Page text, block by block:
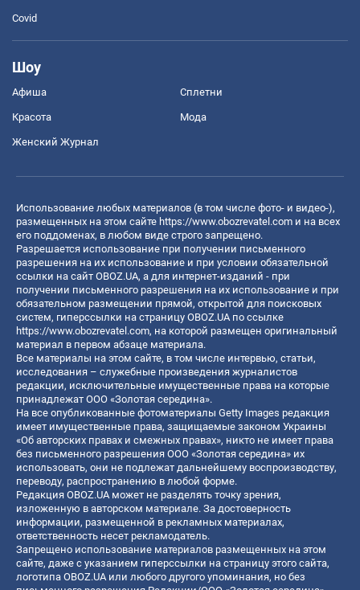
Covid
Шоу
Афиша Сплетни
Красота Мода
Женский Журнал
Использование любых материалов (в том числе фото- и видео-),
размещенных на этом сайте https://www.obozrevatel.com и на всех
его поддоменах, в любом виде строго запрещено.
Разрешается использование при получении письменного
разрешения на их использование и при условии обязательной
ссылки на сайт OBOZ.UA, а для интернет-изданий - при
получении письменного разрешения на их использование и при
обязательном размещении прямой, открытой для поисковых
систем, гиперссылки на страницу OBOZ.UA по ссылке
https://www.obozrevatel.com, на которой размещен оригинальный
материал в первом абзаце материала.
Все материалы на этом сайте, в том числе интервью, статьи,
исследования – служебные произведения журналистов
редакции, исключительные имущественные права на которые
принадлежат ООО «Золотая середина».
На все опубликованные фотоматериалы Getty Images редакция
имеет имущественные права, защищаемые законом Украины
«Об авторских правах и смежных правах», никто не имеет права
без письменного разрешения ООО «Золотая середина» их
использовать, они не подлежат дальнейшему воспроизводству,
переводу, распространению в любой форме.
Редакция OBOZ.UA может не разделять точку зрения,
изложенную в авторском материале. За достоверность
информации, размещенной в рекламных материалах,
ответственность несет рекламодатель.
Запрещено использование материалов размещенных на этом
сайте, даже с указанием гиперссылки на страницу этого сайта,
логотипа OBOZ.UA или любого другого упоминания, но без